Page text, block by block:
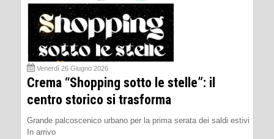
Venerdì 26 Giugno 2026
Crema “Shopping sotto le stelle”: il
centro storico si trasforma
Grande palcoscenico urbano per la prima serata dei saldi estivi
In arrivo